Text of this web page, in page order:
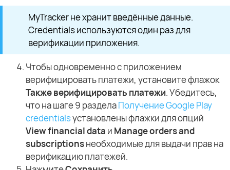
MyTracker не хранит введённые данные.
Credentials используются один раз для
верификации приложения.
Чтобы одновременно с приложением
верифицировать платежи, установите флажок
Также верифицировать платежи. Убедитесь,
что на шаге 9 разделаПолучение Google Play
credentialsустановлены флажки для опций
View financial data и Manage orders and
subscriptionsнеобходимые для выдачи прав на
верификацию платежей.